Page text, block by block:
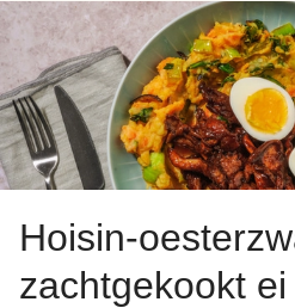
Hoisin-
zachtgekookt ei